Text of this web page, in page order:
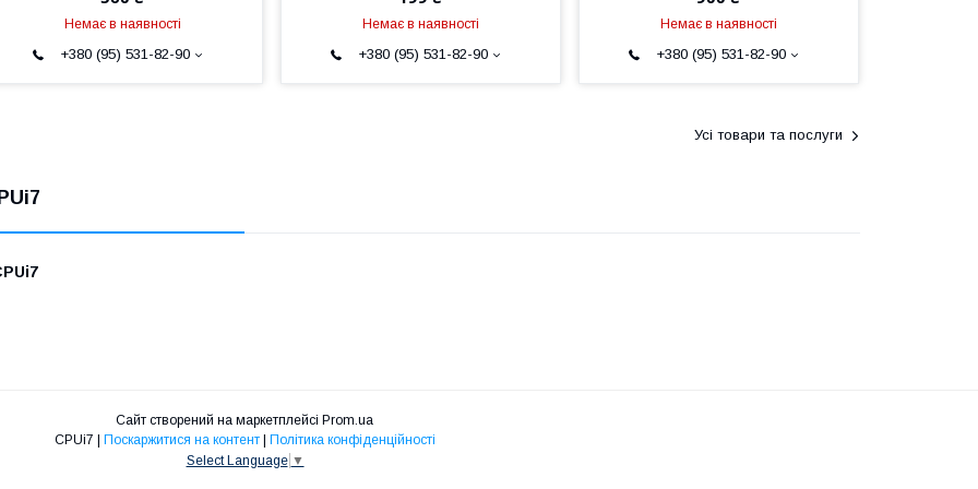
Немає в наявності
+380 (95) 531-82-90
Немає в наявності
+380 (95) 531-82-90
Немає в наявності
+380 (95) 531-82-90
Усі товари та послуги
Сайт створений на маркетплейсі Prom.ua
Поскаржитися на контент
Політика конфіденційності
Select Language ▼